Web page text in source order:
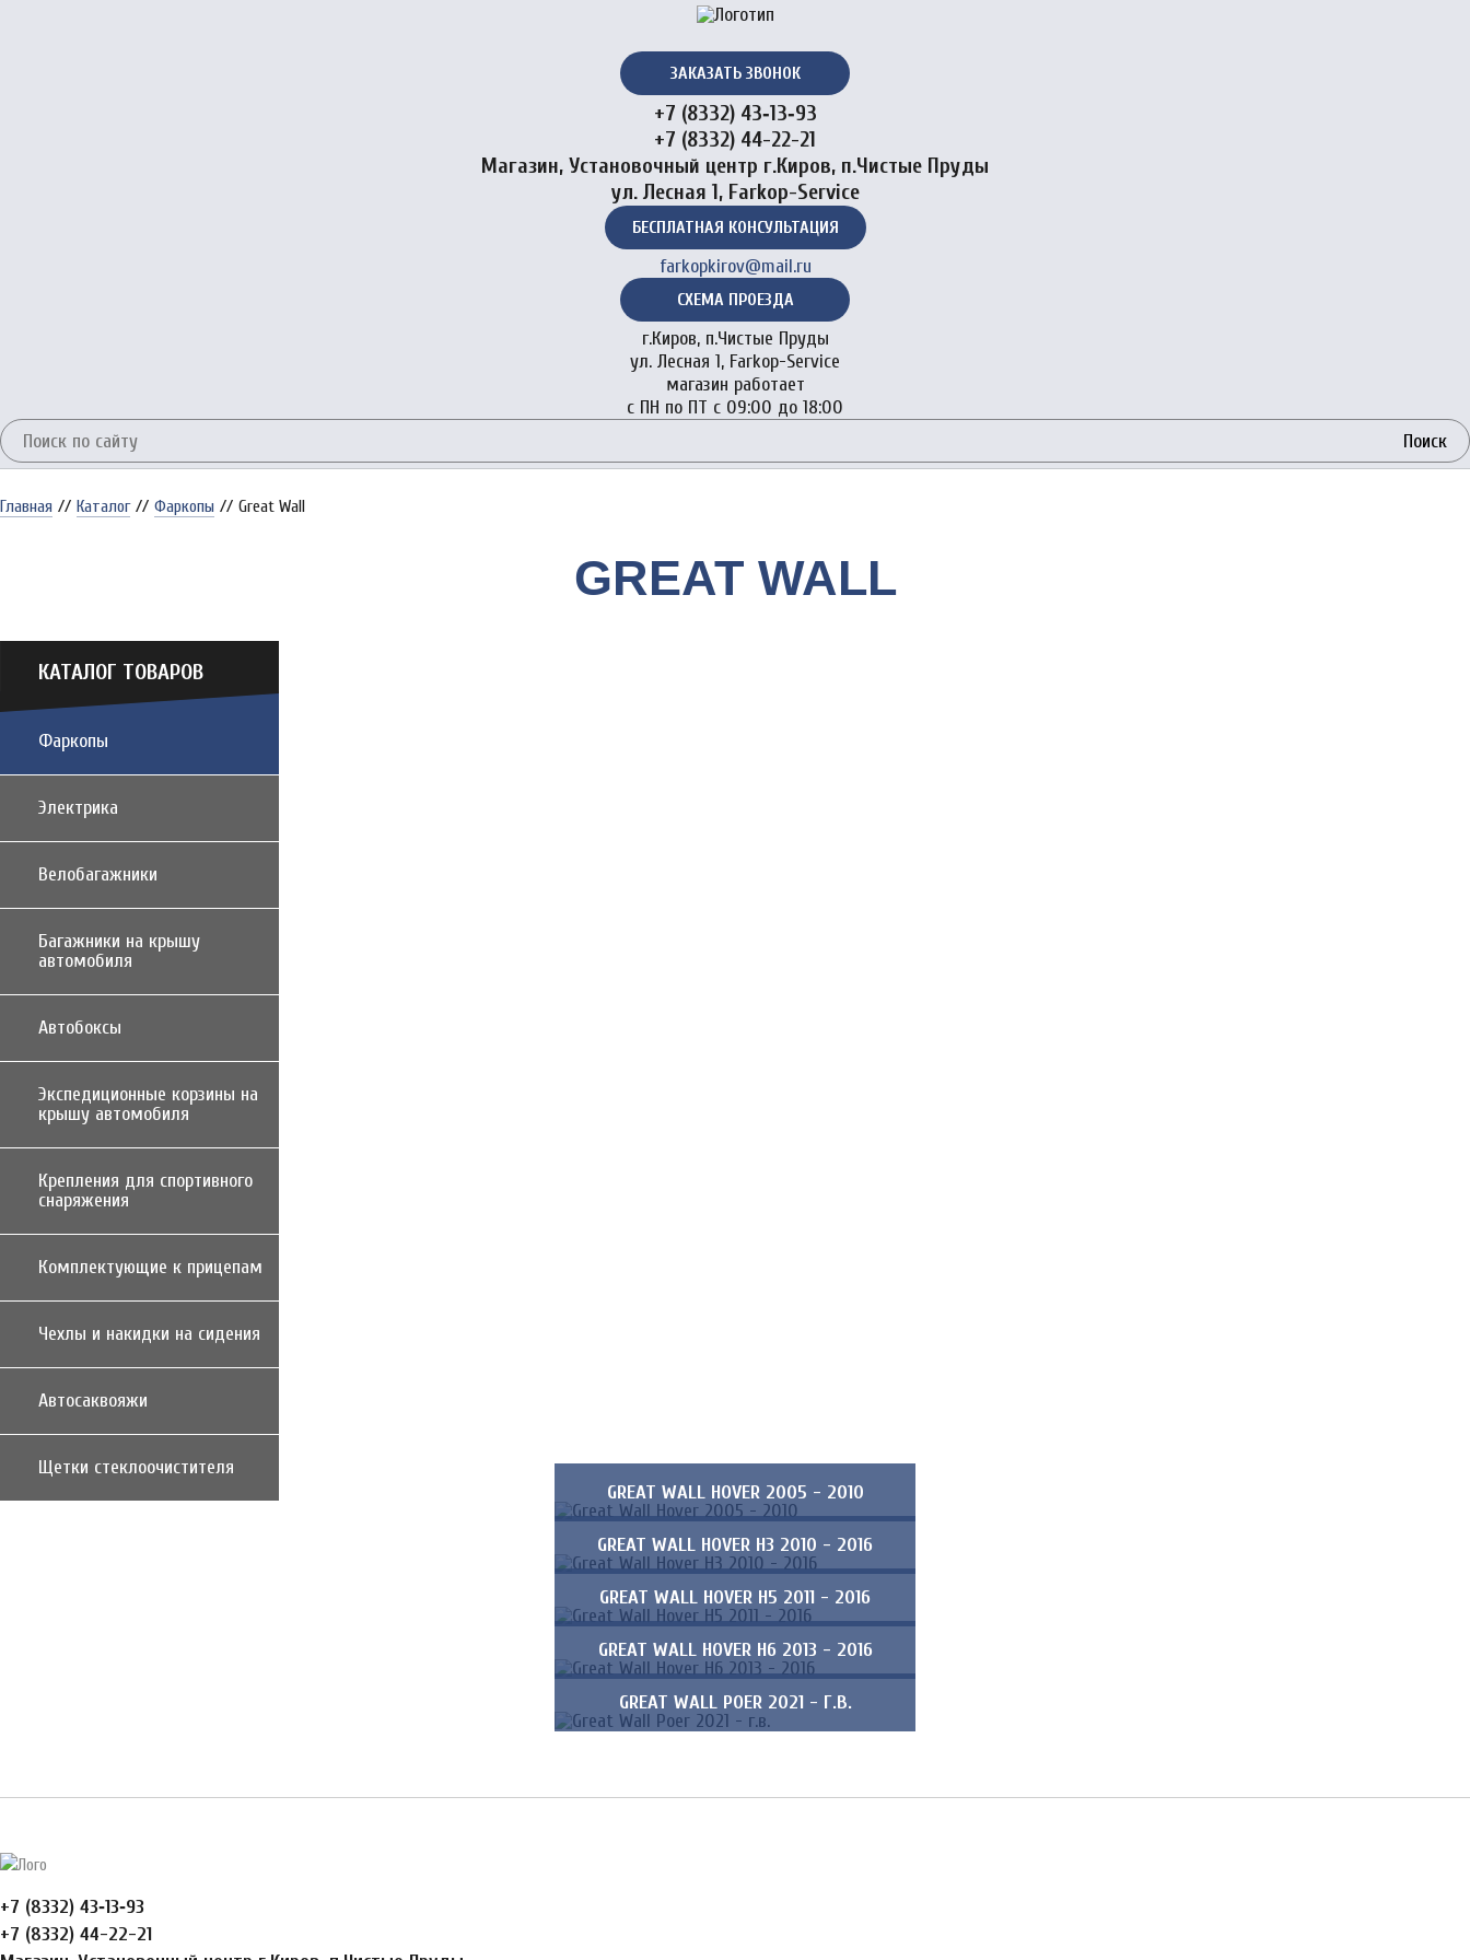
ЗАКАЗАТЬ ЗВОНОК
+7 (8332) 43‑13‑93
+7 (8332) 44-22-21
Магазин, Установочный центр г.Киров, п.Чистые Пруды
ул. Лесная 1, Farkop-Service
БЕСПЛАТНАЯ КОНСУЛЬТАЦИЯ
farkopkirov@mail.ru
СХЕМА ПРОЕЗДА
г.Киров, п.Чистые Пруды
ул. Лесная 1, Farkop-Service
магазин работает
с ПН по ПТ с 09:00 до 18:00
Поиск
Главная // Каталог // Фаркопы // Great Wall
GREAT WALL
КАТАЛОГ ТОВАРОВ
Фаркопы
Электрика
Велобагажники
Багажники на крышу
автомобиля
Автобоксы
Экспедиционные корзины на
крышу автомобиля
Крепления для спортивного
снаряжения
Комплектующие к прицепам
Чехлы и накидки на сидения
Автосаквояжи
Щетки стеклоочистителя
GREAT WALL HOVER 2005 - 2010
GREAT WALL HOVER H3 2010 - 2016
GREAT WALL HOVER H5 2011 - 2016
GREAT WALL HOVER H6 2013 - 2016
GREAT WALL POER 2021 - Г.В.
+7 (8332) 43‑13‑93
+7 (8332) 44-22-21